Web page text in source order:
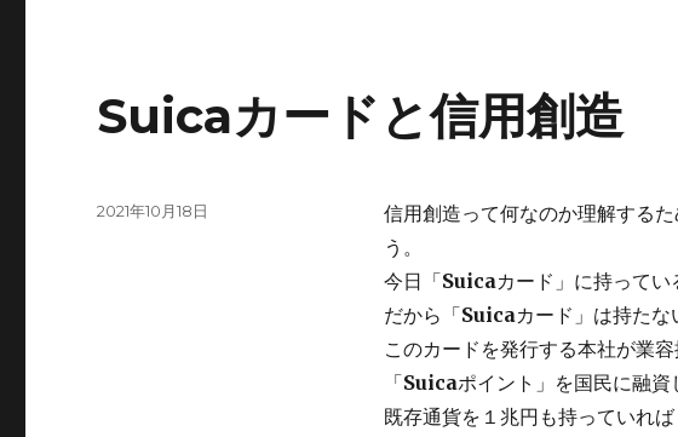
Suicaカードと信用創造
信用創造って何なのか理解する
う。
今日「Suicaカード」に持って
だから「Suicaカード」は持たな
このカードを発行する本社が業
「Suicaポイント」を国民に融資
既存通貨を１兆円も持っていれ
投
2021年10月18日